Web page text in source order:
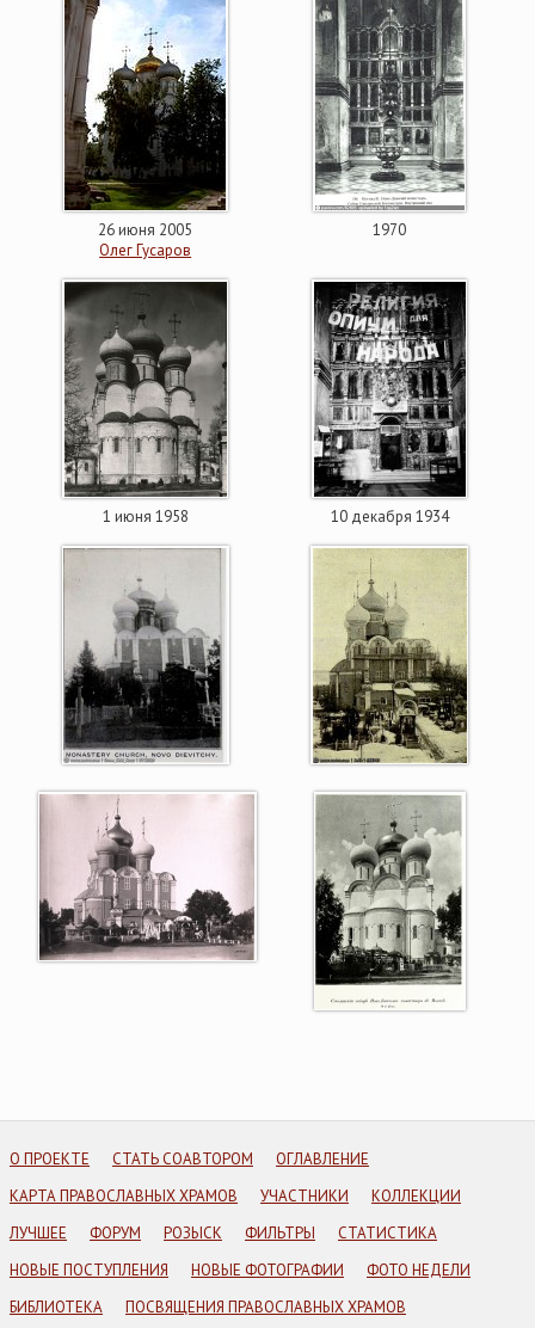
26 июня 2005
Олег Гусаров
1970
1 июня 1958 10 декабря 1934
О ПРОЕКТЕ СТАТЬ СОАВТОРОМ
ОГЛАВЛЕНИЕ
КАРТА ПРАВОСЛАВНЫХ ХРАМОВ
УЧАСТНИКИ
КОЛЛЕКЦИИ
ЛУЧШЕЕ
ФОРУМ РОЗЫСК ФИЛЬТРЫ
СТАТИСТИКА
НОВЫЕ ПОСТУПЛЕНИЯ
НОВЫЕ ФОТОГРАФИИ
ФОТО НЕДЕЛИ
БИБЛИОТЕКА
ПОСВЯЩЕНИЯ ПРАВОСЛАВНЫХ ХРАМОВ